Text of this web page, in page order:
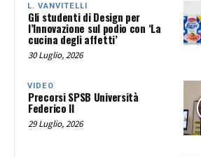
L. VANVITELLI
Gli studenti di Design per
l’Innovazione sul podio con ‘La
cucina degli affetti’
30 Luglio, 2026
VIDEO
Precorsi SPSB Università
Federico II
29 Luglio, 2026